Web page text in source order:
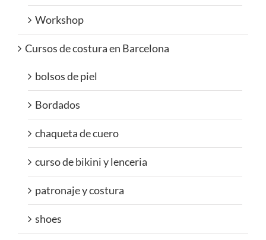
Workshop
Cursos de costura en Barcelona
bolsos de piel
Bordados
chaqueta de cuero
curso de bikini y lenceria
patronaje y costura
shoes